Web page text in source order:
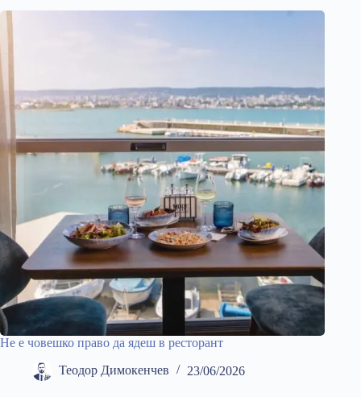
Не е човешко право да ядеш в ресторант
Теодор Димокенчев 23/06/2026